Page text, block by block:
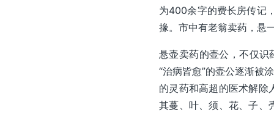
为400余字的费长房传记
掾。市中有老翁卖药，悬
悬壶卖药的壶公，不仅识
“治病皆愈”的壶公逐渐被
的灵药和高超的医术解除
其蔓、叶、须、花、子、